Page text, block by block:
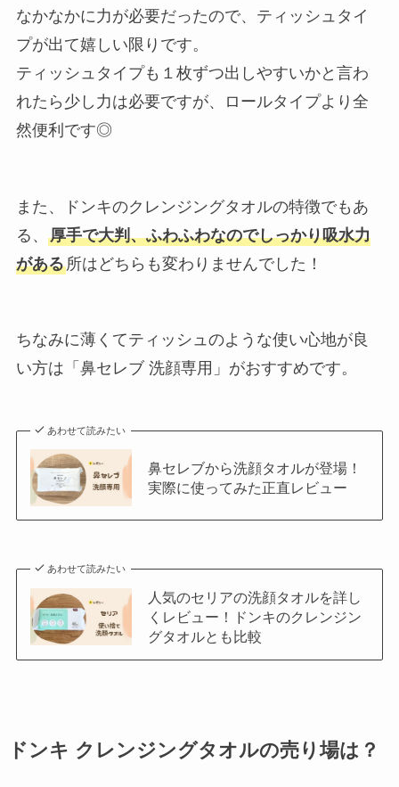
なかなかに力が必要だったので、ティッシュタイ
プが出て嬉しい限りです。
ティッシュタイプも１枚ずつ出しやすいかと言わ
れたら少し力は必要ですが、ロールタイプより全
然便利です◎
また、ドンキのクレンジングタオルの特徴でもあ
る、 厚手で大判、ふわふわなのでしっかり吸水力
がある所はどちらも変わりませんでした！
ちなみに薄くてティッシュのような使い心地が良
い方は「鼻セレブ 洗顔専用」がおすすめです。
あわせて読みたい
鼻セレブから洗顔タオルが登場！
実際に使ってみた正直レビュー
あわせて読みたい
人気のセリアの洗顔タオルを詳し
くレビュー！ドンキのクレンジン
グタオルとも比較
ドンキ クレンジングタオルの売り場は？